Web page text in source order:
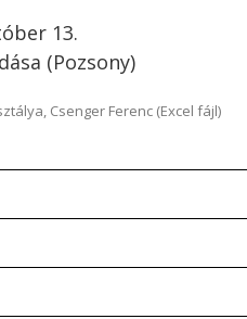
13.
(Pozsony)
Csenger Ferenc (Excel fájl)